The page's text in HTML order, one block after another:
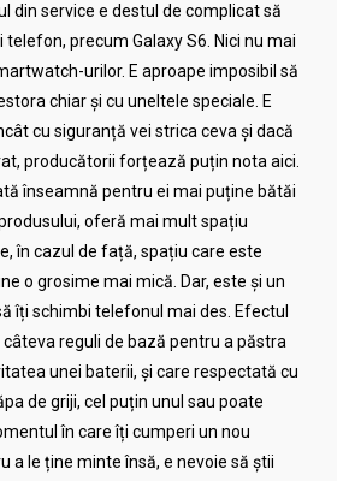
din service e destul de complicat să
precum Galaxy S6. Nici nu mai
urilor. E aproape imposibil să
chiar și cu uneltele speciale. E
cu siguranță vei strica ceva și dacă
producătorii forțează puțin nota aici.
înseamnă pentru ei mai puține bătăi
oferă mai mult spațiu
în cazul de față, spațiu care este
o grosime mai mică. Dar, este și un
îți schimbi telefonul mai des. Efectul
reguli de bază pentru a păstra
unei baterii, și care respectată cu
de griji, cel puțin unul sau poate
în care îți cumperi un nou
a le ține minte însă, e nevoie să știi